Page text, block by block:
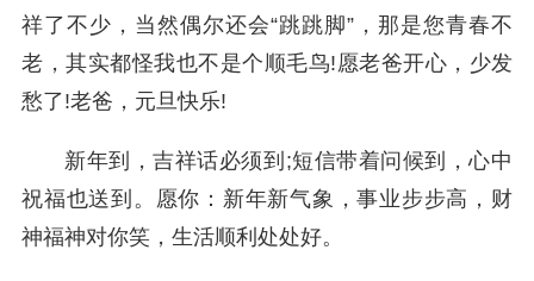
祥了不少，当然偶尔还会“跳跳脚”，那是您青春不
老，其实都怪我也不是个顺毛鸟!愿老爸开心，少发
愁了!老爸，元旦快乐!
新年到，吉祥话必须到;短信带着问候到，心中
祝福也送到。愿你：新年新气象，事业步步高，财
神福神对你笑，生活顺利处处好。